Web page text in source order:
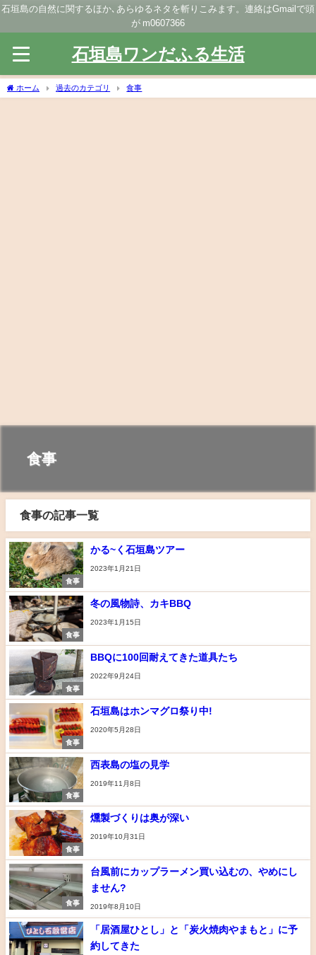
石垣島の自然に関するほか､あらゆるネタを斬りこみます。連絡はGmailで頭
が m0607366
石垣島ワンだふる生活
ホーム 過去のカテゴリ 食事
食事
食事の記事一覧
食事
かる~く石垣島ツアー
2023年1月21日
食事
冬の風物詩、カキBBQ
2023年1月15日
食事
BBQに100回耐えてきた道具たち
2022年9月24日
食事
石垣島はホンマグロ祭り中!
2020年5月28日
食事
西表島の塩の見学
2019年11月8日
食事
燻製づくりは奥が深い
2019年10月31日
食事
台風前にカップラーメン買い込むの、やめにし
ません?
2019年8月10日
「居酒屋ひとし」と「炭火焼肉やまもと」に予
約してきた